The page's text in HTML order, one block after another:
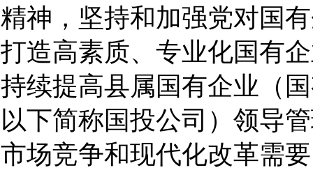
神，坚持和加强党对国
造高素质、专业化国有
续提高县属国有企业（
下简称国投公司 ）领导
场竞争和现代化改革需要